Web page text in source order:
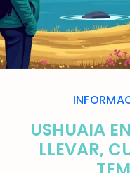
USHUAIA
LLEVAR,